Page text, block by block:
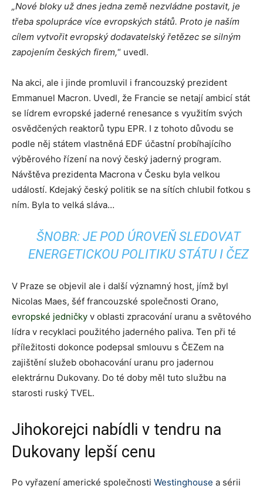
„Nové bloky už dnes jedna země nezvládne postavit, je
třeba spolupráce více evropských států. Proto je naším
cílem vytvořit evropský dodavatelský řetězec se silným
zapojením českých firem,“ uvedl.
Na akci, ale i jinde promluvil i francouzský prezident
Emmanuel Macron. Uvedl, že Francie se netají ambicí stát
se lídrem evropské jaderné renesance s využitím svých
osvědčených reaktorů typu EPR. I z tohoto důvodu se
podle něj státem vlastněná EDF účastní probíhajícího
výběrového řízení na nový český jaderný program.
Návštěva prezidenta Macrona v Česku byla velkou
událostí. Kdejaký český politik se na sítích chlubil fotkou s
ním. Byla to velká sláva…
ŠNOBR: JE POD ÚROVEŇ SLEDOVAT
ENERGETICKOU POLITIKU STÁTU I ČEZ
V Praze se objevil ale i další významný host, jímž byl
Nicolas Maes, šéf francouzské společnosti Orano,
evropské jedničky v oblasti zpracování uranu a světového
lídra v recyklaci použitého jaderného paliva. Ten při té
příležitosti dokonce podepsal smlouvu s ČEZem na
zajištění služeb obohacování uranu pro jadernou
elektrárnu Dukovany. Do té doby měl tuto službu na
starosti ruský TVEL.
Jihokorejci nabídli v tendru na
Dukovany lepší cenu
Po vyřazení americké společnosti Westinghouse a sérii